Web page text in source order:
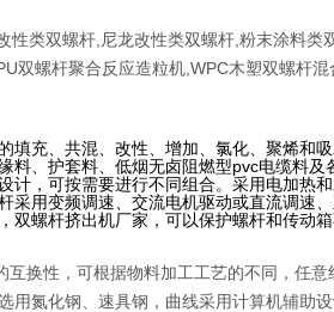
性类双螺杆,尼龙改性类双螺杆,粉末涂料
双螺杆聚合反应造粒机,WPC木塑双螺杆
填充、共混、改性、增加、氯化、聚烯和
料、护套料、低烟无卤阻燃型pvc电缆料
计，可按需要进行不同组合。采用电加热
采用变频调速、交流电机驱动或直流调速
双螺杆挤出机厂家，可以保护螺杆和传动
互换性，可根据物料加工工艺的不同，任
氮化钢、速具钢，曲线采用计算机辅助